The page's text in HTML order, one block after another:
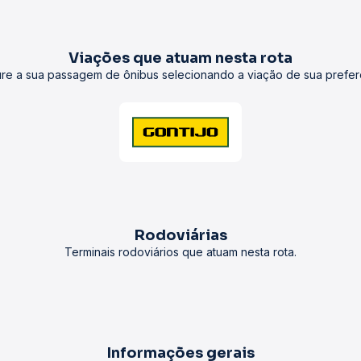
Viações que atuam nesta rota
a sua passagem de ônibus selecionando a viação de sua
Rodoviárias
Terminais rodoviários que atuam nesta rota.
Informações gerais